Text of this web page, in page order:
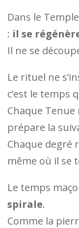
Dans le
: il se
Il ne se
Le rituel ne
c’est le temps
Chaque Tenue
prépare la
Chaque degré
même où il se
Le temps
spirale.
Comme la